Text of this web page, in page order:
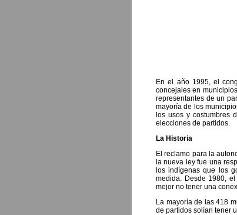
En el año 1995, el
concejales en
representantes de un
mayoría de los
los usos y costumbres
elecciones de partidos.
La Historia
El reclamo para la
la nueva ley fue una
los indígenas que los
medida. Desde 1980,
mejor no tener una
La mayoría de las 418
de partidos solían tener